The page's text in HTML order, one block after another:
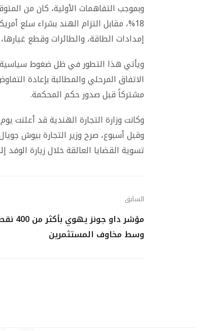
وبموجب التفاهمات الأولية، كان من
إمدادات الطاقة، والطائرات وقطع
ويأتي هذا التطور في ظل ضغوط سياسية
الاتفاق المرحلي والمطالبة بإعادة
مشتركاً قبل صدور حكم المحكمة.
وكانت وزارة التجارة الهندية قد أعلنت
وقبل أسبوع، صرح وزير التجارة بيوش
تسوية القضايا العالقة خلال زيارة
السابق
مؤشر داو جونز يهوي
وسط مخاوف المستثمرين